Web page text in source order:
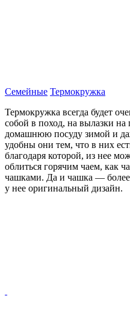
Семейные Термокружка
Термокружка всегда будет
собой в поход, на вылазки на
домашнюю посуду зимой и
удобны они тем, что в них
благодаря которой, из нее
облиться горячим чаем, как
чашками. Да и чашка — более
у нее оригинальный дизайн.